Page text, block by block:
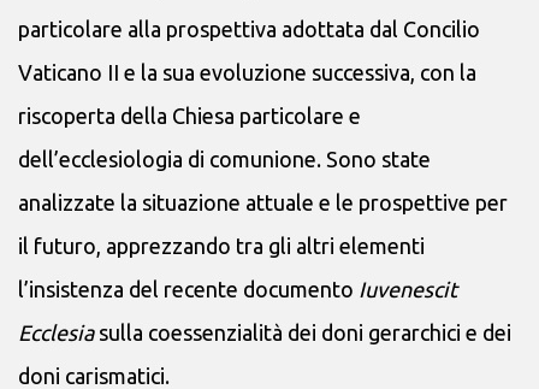
particolare alla prospettiva adottata dal Concilio
Vaticano II e la sua evoluzione successiva, con la
riscoperta della Chiesa particolare e
dell’ecclesiologia di comunione. Sono state
analizzate la situazione attuale e le prospettive per
il futuro, apprezzando tra gli altri elementi
l’insistenza del recente documento Iuvenescit
Ecclesiasulla coessenzialità dei doni gerarchici e dei
doni carismatici.